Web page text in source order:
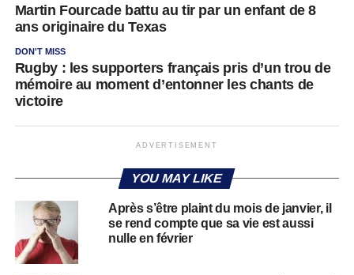
Martin Fourcade battu au tir par un enfant de 8
ans originaire du Texas
DON'T MISS
Rugby : les supporters français pris d’un trou de
mémoire au moment d’entonner les chants de
victoire
ADVERTISEMENT
YOU MAY LIKE
Après s’être plaint du mois de janvier, il
se rend compte que sa vie est aussi
nulle en février